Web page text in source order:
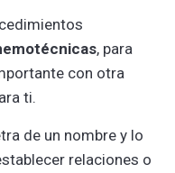
, para
con otra
ti.
de un nombre y lo
relaciones o